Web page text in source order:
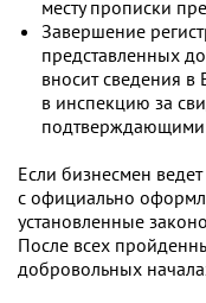
месту прописки
Завершение
представленных
вносит сведения
в инспекцию за
подтверждающими
Если бизнесмен
с официально
установленные
После всех
добровольных